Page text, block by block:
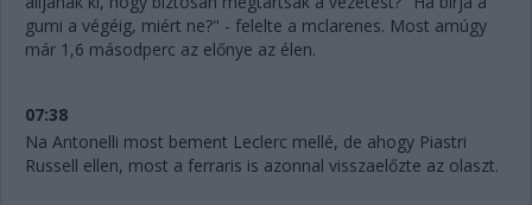
gumi a végéig, miért ne?" - felelte a mclarenes. Most amúgy
már 1,6 másodperc az előnye az élen.
07:38
Na Antonelli most bement Leclerc mellé, de ahogy Piastri
Russell ellen, most a ferraris is azonnal visszaelőzte az olaszt.